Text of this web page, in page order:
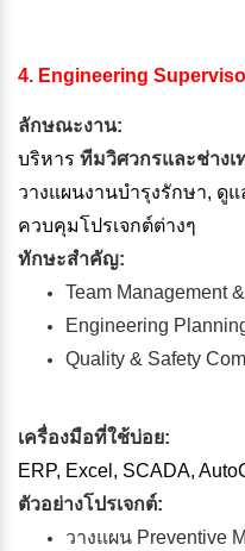
4. Engineering
ลักษณะงาน:
บริหาร ทีมวิศวกรและช่างเ
วางแผนงานบำรุงรักษา, ดู
ควบคุมโปรเจกต์ต่างๆ
ทักษะสำคัญ:
Team Management
Engineering
Quality & Safety
เครื่องมือที่ใช้บ่อย:
ERP, Excel, SCADA,
ตัวอย่างโปรเจกต์:
วางแผน Preventive